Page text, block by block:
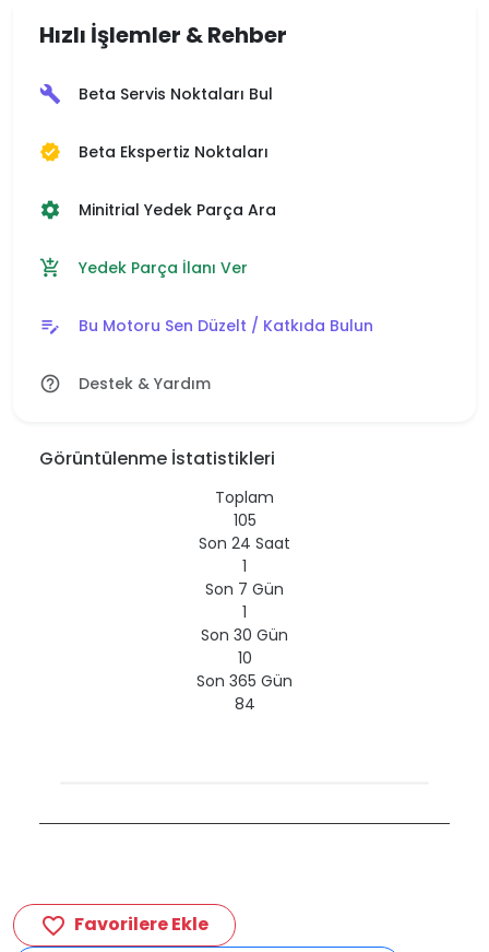
Hızlı İşlemler & Rehber
build Beta Servis Noktaları Bul
verified Beta Ekspertiz Noktaları
settings Minitrial Yedek Parça Ara
add_shopping_cart Yedek Parça İlanı Ver
edit_note Bu Motoru Sen Düzelt / Katkıda Bulun
help_outline Destek & Yardım
Görüntülenme İstatistikleri
Toplam
105
Son 24 Saat
1
Son 7 Gün
1
Son 30 Gün
10
Son 365 Gün
84
favorite_border Favorilere Ekle